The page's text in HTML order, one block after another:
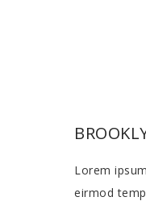
Lorem
eirmod